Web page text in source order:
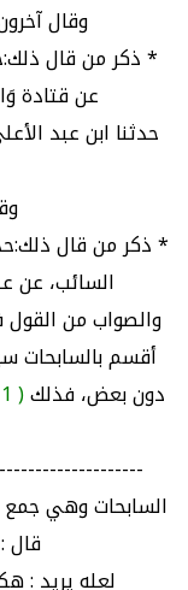
وقال
* ذكر من قال
عن قتادة
حدثنا ابن عبد
* ذكر من قال
السائب، عن
والصواب من
أقسم بالسابحات
دون بعض، فذلك( 11 )
السابحات وهي
قال
لعله يريد :